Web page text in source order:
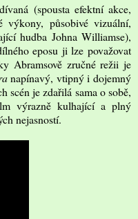
(spousta efektní akce,
výkony, působivé vizuální,
hudba Johna Williamse),
eposu ji lze považovat
Abramsově zručné režii je
napínavý, vtipný i dojemný
scén je zdařilá sama o sobě,
výrazně kulhající a plný
nejasností.